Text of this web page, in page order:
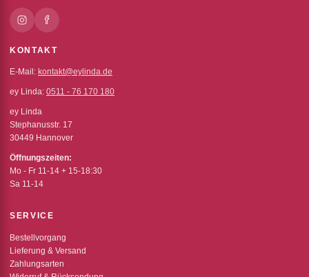
KONTAKT
E-Mail: kontakt@eylinda.de
ey Linda: 0511 - 76 170 180
ey Linda
Stephanusstr. 17
30449 Hannover
Öffnungszeiten:
Mo - Fr 11-14 + 15-18:30
Sa 11-14
SERVICE
Bestellvorgang
Lieferung & Versand
Zahlungsarten